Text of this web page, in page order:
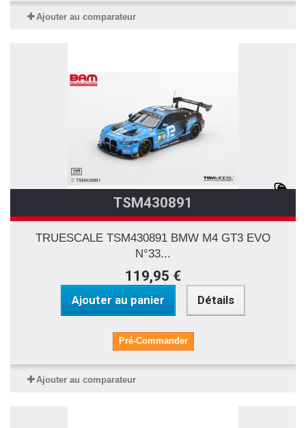
Ajouter au comparateur
TSM430891
TRUESCALE TSM430891 BMW M4 GT3 EVO
N°33...
119,95 €
Ajouter au panier Détails
Pré-Commander
Ajouter au comparateur